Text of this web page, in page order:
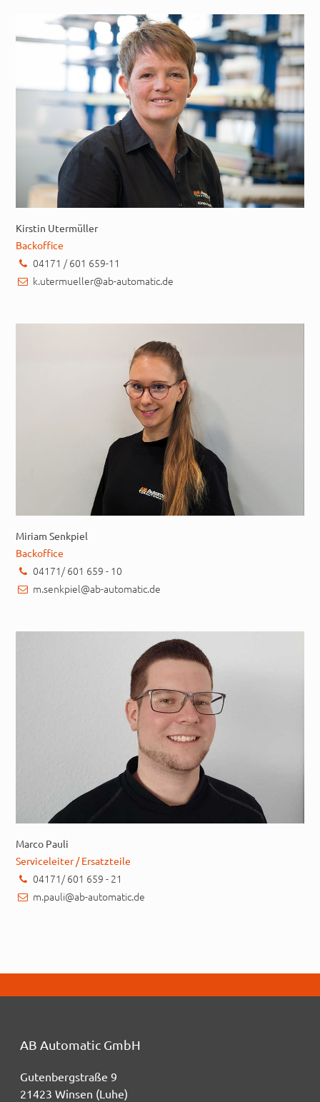
Kirstin Utermüller
Backoffice
04171 / 601 659-11
k.utermueller@ab-automatic.de
Miriam Senkpiel
Backoffice
04171/ 601 659 - 10
m.senkpiel@ab-automatic.de
Marco Pauli
Serviceleiter / Ersatzteile
04171/ 601 659 - 21
m.pauli@ab-automatic.de
AB Automatic GmbH
Gutenbergstraße 9
21423 Winsen (Luhe)